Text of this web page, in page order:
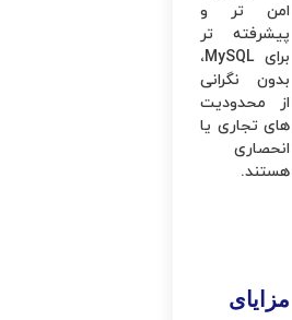
امن تر و
پیشرفته تر
برای MySQL،
بدون نگرانی
از محدودیت
های تجاری یا
انحصاری
هستند.
مزایای